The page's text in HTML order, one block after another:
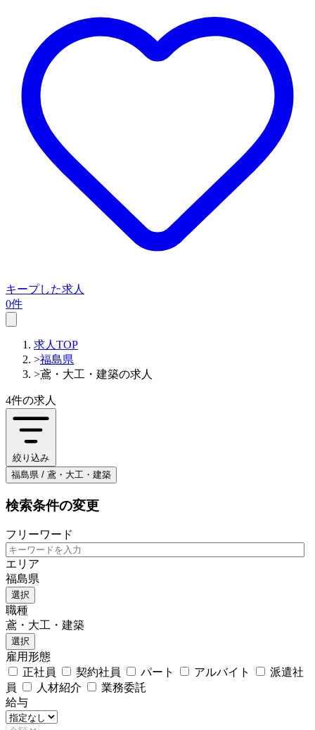
キープした求人
0件
求人TOP
>福島県
>鳶・大工・建築の求人
4件の求人
絞り込み
福島県 / 鳶・大工・建築
検索条件の変更
フリーワード
エリア
福島県
選択
職種
鳶・大工・建築
選択
雇用形態
正社員
契約社員 パート アルバイト
派遣社
員
人材紹介
業務委託
給与